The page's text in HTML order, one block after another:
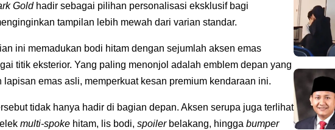
Goldhadir sebagai pilihan personalisasi eksklusif bagi
tampilan lebih mewah dari varian standar.
ini memadukan bodi hitam dengan sejumlah aksen emas
titik eksterior. Yang paling menonjol adalah emblem depan yang
lapisan emas asli, memperkuat kesan premium kendaraan ini.
tidak hanya hadir di bagian depan. Aksen serupa juga terlihat
multi-spoke hitam, lis bodi, spoilerbelakang, hingga bumper